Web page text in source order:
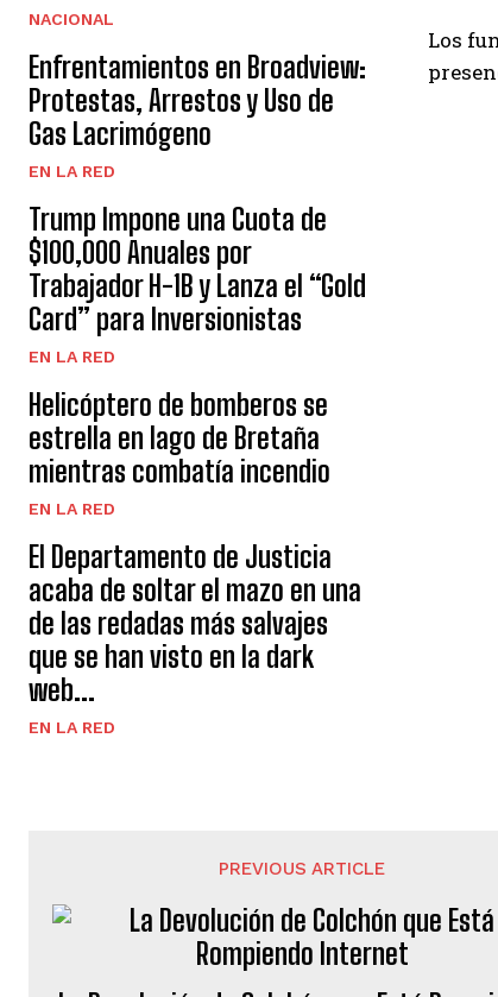
NACIONAL
Enfrentamientos en Broadview:
Protestas, Arrestos y Uso de
Gas Lacrimógeno
EN LA RED
Trump Impone una Cuota de
$100,000 Anuales por
Trabajador H-1B y Lanza el “Gold
Card” para Inversionistas
EN LA RED
Helicóptero de bomberos se
estrella en lago de Bretaña
mientras combatía incendio
EN LA RED
El Departamento de Justicia
acaba de soltar el mazo en una
de las redadas más salvajes
que se han visto en la dark
web...
EN LA RED
Los
PREVIOUS ARTICLE